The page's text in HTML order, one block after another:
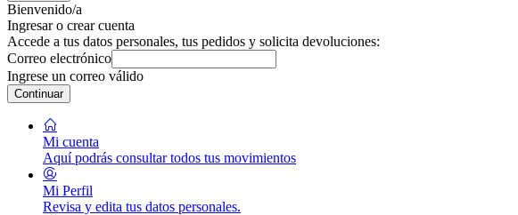
Bienvenido/a
Ingresar o crear cuenta
Accede a tus datos personales, tus pedidos y solicita devoluciones:
Correo electrónico
Ingrese un correo válido
Continuar
Mi cuenta
Aquí podrás consultar todos tus movimientos
Mi Perfil
Revisa y edita tus datos personales.